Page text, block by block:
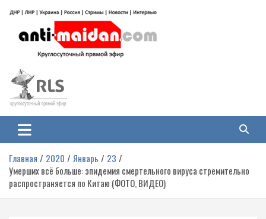
содержимому
Антимайдан: Гражданская война
на Украине
гражданской войне на Украине, включая события в Новороссии, ДНР,
ЛНР и других регионах.
Главная 2020 Январь
23
Умерших всё больше: эпидемия смертельного вируса стремительно
распространяется по Китаю (ФОТО, ВИДЕО)